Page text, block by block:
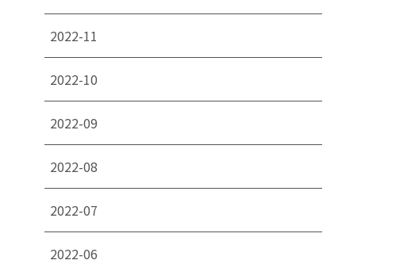
2022-11
2022-10
2022-09
2022-08
2022-07
2022-06